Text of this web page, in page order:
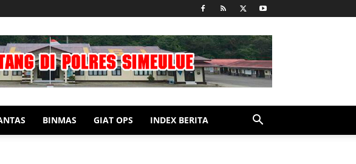
BINMAS GIAT OPS INDEX BERITA